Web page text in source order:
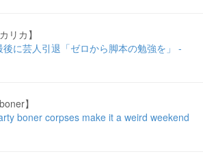
リカ】
に芸人引退「ゼロから脚本の勉強を」 -
】
boner corpses make it a weird weekend